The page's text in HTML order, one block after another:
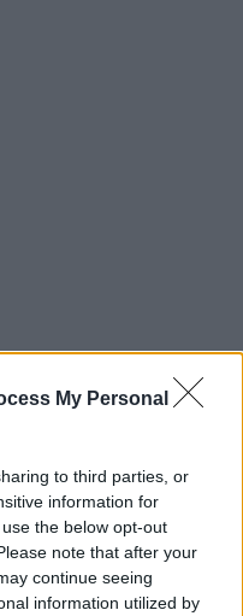
My Personal
to third parties, or
information for
the below opt-out
note that after your
continue seeing
information utilized by